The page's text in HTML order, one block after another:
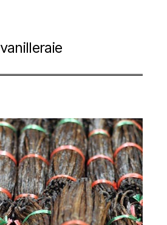
vanilleraie